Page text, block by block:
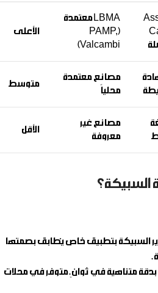
LBMA معتمدة
(PAMP,
Valcambi)
الأعلى
مصانع معتمدة
محلياً
متوسط
مصانع غير
معروفة
الأقل
السبيكة؟
السبيكة بتطبيق خاص يُطابق بصمتها
بدقة متناهية في ثوانٍ. متوفر في محلات